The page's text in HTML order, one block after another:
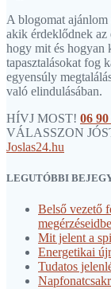
A blogomat
akik érdeklődnek az
hogy mit és hogyan
tapasztalásokat fog
egyensúly
való elindulásában.
HÍVJ MOST! 06
VÁLASSZON
Joslas24.hu
LEGUTÓBBI
Belső vezető
Mit jelent a
Energetikai
Tudatos